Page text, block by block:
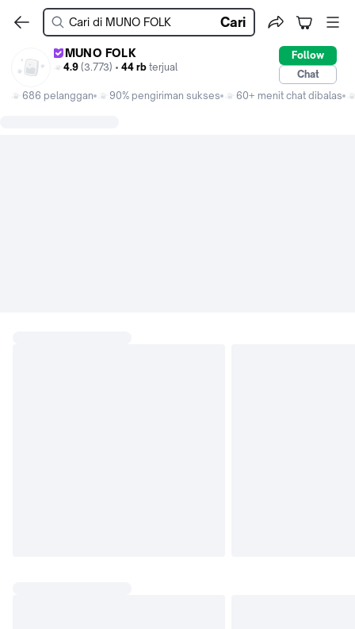
Cari
MUNO FOLK
4.9 (3.773) • 44 rb terjual
Follow
Chat
686 pelanggan
90% pengiriman sukses 60+ menit chat dibalas